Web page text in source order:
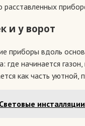
расставленных
и у ворот
приборы вдоль
где начинается
как часть уютной,
Световые